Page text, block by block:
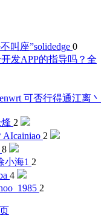
叫座”solidedge 0
发APP的指导吗？ 全
可否行得通江离丶
2
AIcainiao 2
8
小海1 2
4
2